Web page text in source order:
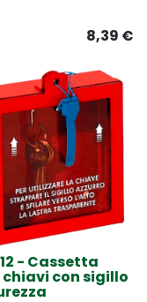
8,39 €
- Cassetta
con sigillo